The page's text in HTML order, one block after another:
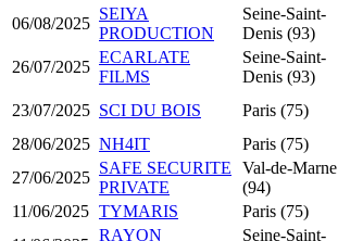
06/08/2025
SEIYA
PRODUCTION
Seine-Saint-
Denis (93)
26/07/2025
ECARLATE
FILMS
Seine-Saint-
Denis (93)
23/07/2025 SCI DU BOIS Paris (75)
28/06/2025 NH4IT Paris (75)
27/06/2025
SAFE SECURITE
PRIVATE
Val-de-Marne
(94)
11/06/2025 TYMARIS Paris (75)
RAYON
Seine-Saint-